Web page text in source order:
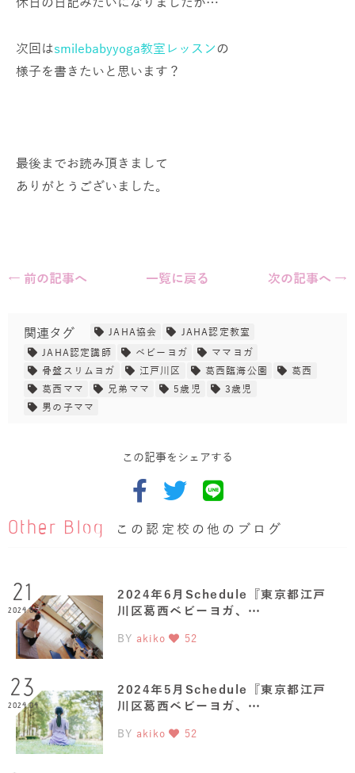
次回はsmilebabyyoga教室レッスンの
様子を書きたいと思います？
最後までお読み頂きまして
ありがとうございました。
← 前の記事へ 一覧に戻る 次の記事へ →
関連タグ JAHA協会
JAHA認定教室
JAHA認定講師
ベビーヨガ
ママヨガ
骨盤スリムヨガ
江戸川区 葛西臨海公園
葛西
葛西ママ
兄弟ママ 5歳児
3歳児
男の子ママ
この記事をシェアする
Other Blog この認定校の他のブログ
21
2024.05
2024年6月Schedule『東京都江戸
川区葛西ベビーヨガ、…
BY akiko 52
23
2024.04
2024年5月Schedule『東京都江戸
川区葛西ベビーヨガ、…
BY akiko 52